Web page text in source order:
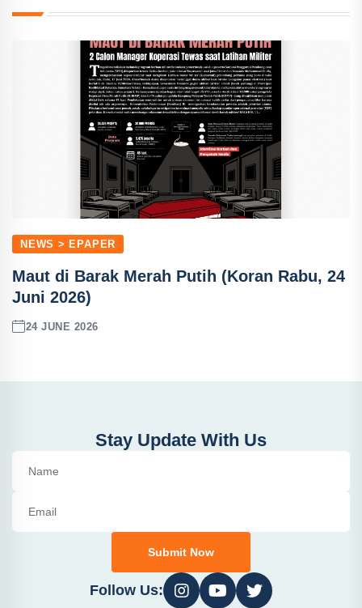
NEWS > EPAPER
Maut di Barak Merah Putih (Koran Rabu, 24
Juni 2026)
24 JUNE 2026
Stay Update With Us
Submit Now
Follow Us: